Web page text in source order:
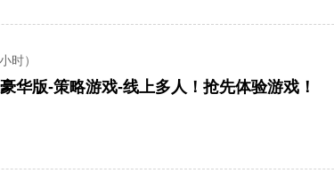
时）
华版-策略游戏-线上多人！抢先体验游戏！